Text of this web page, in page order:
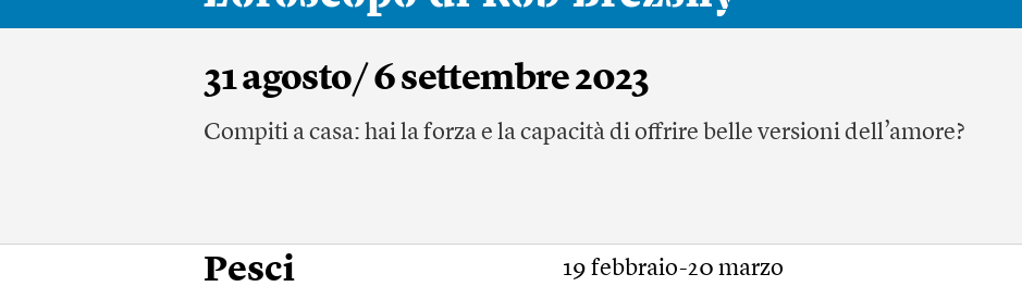
31 agosto/ 6 settembre 2023
Compiti a casa: hai la forza e la capacità di offrire belle versioni dell’amore?
Pesci 19 febbraio-20 marzo